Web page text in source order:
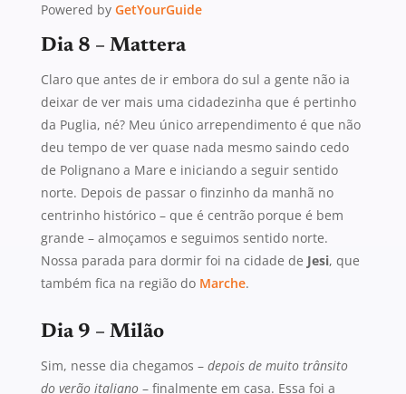
Powered by GetYourGuide
Dia 8 – Mattera
Claro que antes de ir embora do sul a gente não ia
deixar de ver mais uma cidadezinha que é pertinho
da Puglia, né? Meu único arrependimento é que não
deu tempo de ver quase nada mesmo saindo cedo
de Polignano a Mare e iniciando a seguir sentido
norte. Depois de passar o finzinho da manhã no
centrinho histórico – que é centrão porque é bem
grande – almoçamos e seguimos sentido norte.
Nossa parada para dormir foi na cidade de Jesi, que
também fica na região do Marche.
Dia 9 – Milão
Sim, nesse dia chegamos – depois de muito trânsito
do verão italiano– finalmente em casa. Essa foi a